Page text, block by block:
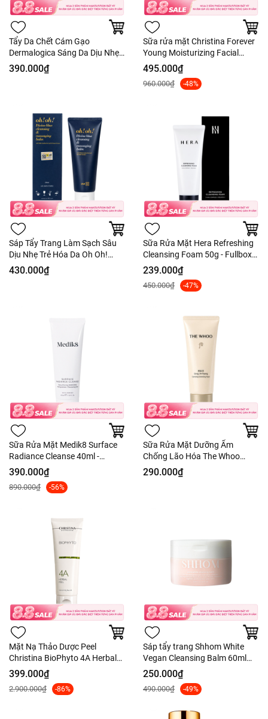
Tẩy Da Chết Cám Gạo
Dermalogica Sáng Da Dịu Nhẹ -
13g - Fullbox
390.000₫
Sữa rửa mặt Christina Forever
Young Moisturizing Facial
Wash 300ml
495.000₫
960.000₫ -48%
Sáp Tẩy Trang Làm Sạch Sâu
Dịu Nhẹ Trẻ Hóa Da Oh Oh!
Divine Blue Cleansing &
Massaging Balm 150ml -
430.000₫
Sữa Rửa Mặt Hera Refreshing
Cleansing Foam 50g - Fullbox
Duty
239.000₫
450.000₫ -47%
Sữa Rửa Mặt Medik8 Surface
Radiance Cleanse 40ml -
Nobox Hàng US
390.000₫
890.000₫ -56%
Sữa Rửa Mặt Dưỡng Ẩm
Chống Lão Hóa The Whoo
GongJinHyang Clarifying
Cleansing Foam 100ml - Nobox
290.000₫
Mặt Nạ Thảo Dược Peel
Christina BioPhyto 4A Herbal
Peel Thải Độc Sáng Da
399.000₫
2.900.000₫ -86%
Sáp tẩy trang Shhom White
Vegan Cleansing Balm 60ml
Fullbox - Màu hồng Rosemary
Hàng Công Ty
250.000₫
490.000₫ -49%